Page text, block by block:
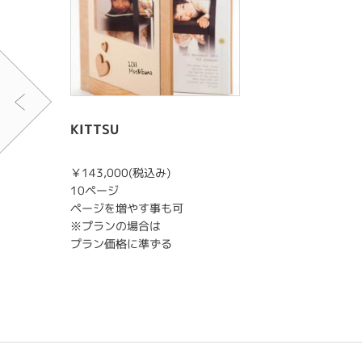
KITTSU
￥143,000(税込み)
10ページ
ページを増やす事も可
※プランの場合は
プラン価格に準ずる